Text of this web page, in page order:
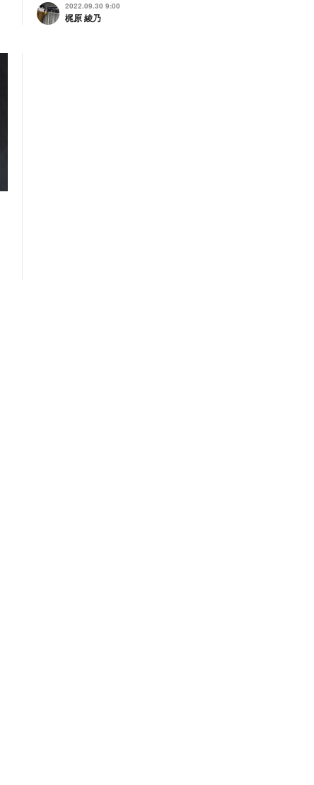
2022.09.30 9:00
梶原 綾乃